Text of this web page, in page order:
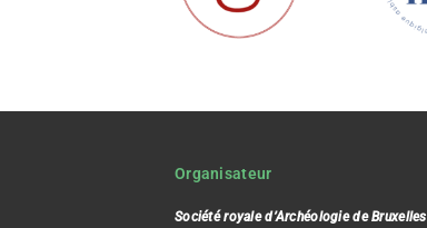
Organisateur
Société royale d’Archéologie de Bruxelles